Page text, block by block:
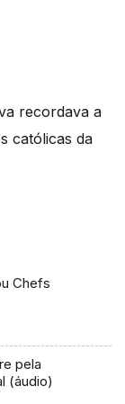
recordava a
católicas da
Chefs
pela
(áudio)